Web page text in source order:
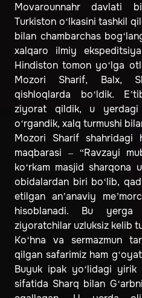
Movarounnahr davlati
Turkiston o‘lkasini tashkil
bilan chambarchas
xalqaro ilmiy
Hindiston tomon yo‘lga
Mozori Sharif, Balx,
qishloqlarda bo‘ldik.
ziyorat qildik, u yerdagi
o‘rgandik, xalq turmushi
Mozori Sharif shahridagi
maqbarasi – “Ravzayi
ko‘rkam masjid sharqona
obidalardan biri bo‘lib,
etilgan an’anaviy
hisoblanadi. Bu yerga
ziyoratchilar uzluksiz kelib
Ko‘hna va sermazmun
qilgan safarimiz ham
Buyuk ipak yo‘lidagi yirik
sifatida Sharq bilan